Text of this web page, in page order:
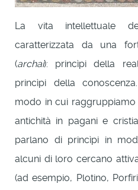
La vita intellettuale
caratterizzata da una
(archai): princìpi della
princìpi della
modo in cui
antichità in pagani e
parlano di princìpi in
alcuni di loro cercano
(ad esempio, Plotino,